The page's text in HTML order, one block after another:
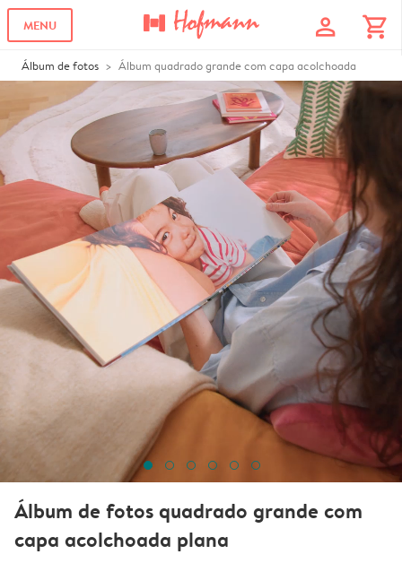
MENU profile shopping_cart
Álbum de fotos Álbum quadrado grande com capa acolchoada
Álbum de fotos quadrado grande com
capa acolchoada plana